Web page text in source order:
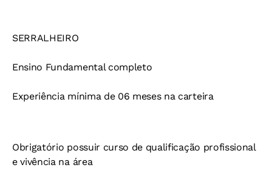
SERRALHEIRO
Ensino Fundamental completo
Experiência mínima de 06 meses na carteira
Obrigatório possuir curso de qualificação profissional
e vivência na área